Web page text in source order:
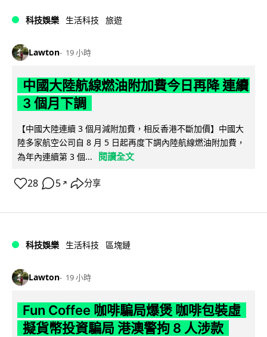
科技娛樂 生活科技 旅遊
Lawton 19 小時
中國大陸航線燃油附加費今日再降 連續
3 個月下調
【中國大陸連續 3 個月減附加費，相反香港不斷加價】中國大
陸多家航空公司自 8 月 5 日起再度下調內陸航線燃油附加費，
為年內連續第 3 個...
閱讀全文
28 5 ↗ 分享
科技娛樂 生活科技 區塊鏈
Lawton 19 小時
Fun Coffee 咖啡騙局爆煲 咖啡包裝虛
擬貨幣投資騙局 港澳警拘 8 人涉款